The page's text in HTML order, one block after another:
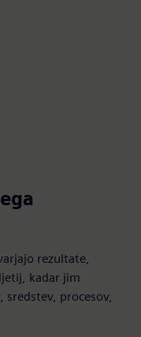
rezultate,
kadar jim
procesov,